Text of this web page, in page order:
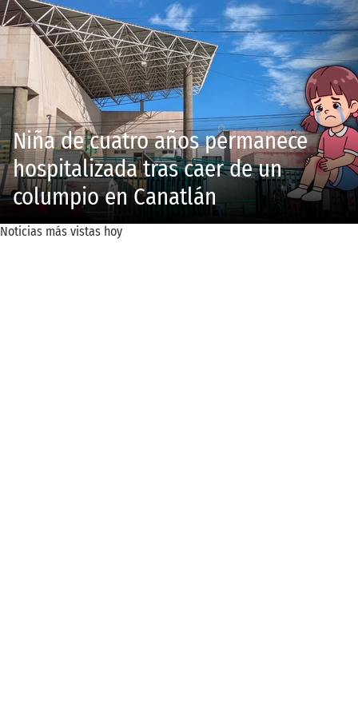
Niña de cuatro años permanece
hospitalizada tras caer de un
columpio en Canatlán
Noticias más vistas hoy